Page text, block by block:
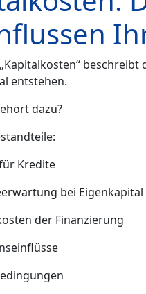
entstehen.
dazu?
Kredite
bei Eigenkapital
der Finanzierung